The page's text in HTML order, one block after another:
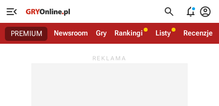
   
PREMIUM Newsroom Gry Rankingi Listy Recenzje